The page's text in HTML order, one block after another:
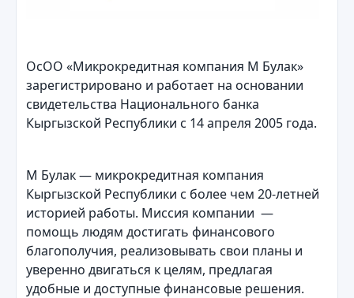
ОсОО «Микрокредитная компания М Булак»
зарегистрировано и работает на основании
свидетельства Национального банка
Кыргызской Республики с 14 апреля 2005 года.
М Булак — микрокредитная компания
Кыргызской Республики с более чем 20-летней
историей работы. Миссия компании —
помощь людям достигать финансового
благополучия, реализовывать свои планы и
уверенно двигаться к целям, предлагая
удобные и доступные финансовые решения.